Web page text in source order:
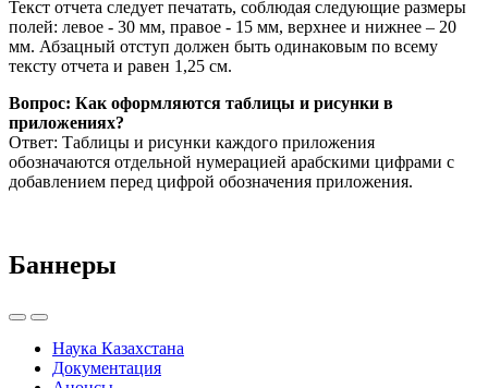
Текст отчета следует печатать, соблюдая следующие размеры
полей: левое - 30 мм, правое - 15 мм, верхнее и нижнее – 20
мм. Абзацный отступ должен быть одинаковым по всему
тексту отчета и равен 1,25 см.
Вопрос: Как оформляются таблицы и рисунки в
приложениях?
Ответ: Таблицы и рисунки каждого приложения
обозначаются отдельной нумерацией арабскими цифрами с
добавлением перед цифрой обозначения приложения.
Баннеры
Наука Казахстана
Документация